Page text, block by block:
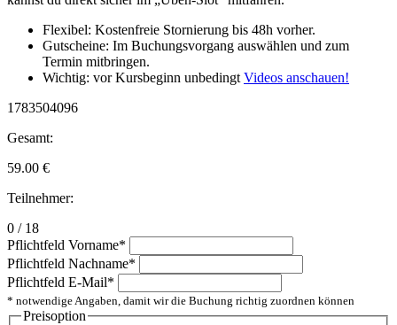
Flexibel: Kostenfreie Stornierung bis 48h vorher.
Gutscheine: Im Buchungsvorgang auswählen und zum
Termin mitbringen.
Wichtig: vor Kursbeginn unbedingtVideos anschauen!
1783504096
Gesamt:
59.00 €
Teilnehmer:
0 / 18
Pflichtfeld Vorname*
Pflichtfeld Nachname*
Pflichtfeld E-Mail*
* notwendige Angaben, damit wir die Buchung richtig zuordnen können
Preisoption